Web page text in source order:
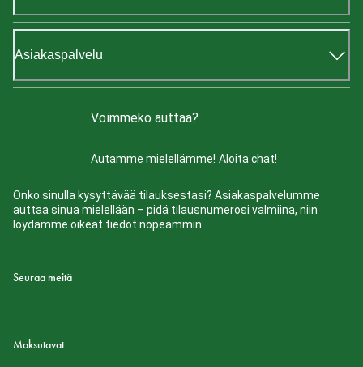
Asiakaspalvelu
Voimmeko auttaa?
Autamme mielellämme! Aloita chat!
Onko sinulla kysyttävää tilauksestasi? Asiakaspalvelumme
auttaa sinua mielellään – pidä tilausnumerosi valmiina, niin
löydämme oikeat tiedot nopeammin.
Seuraa meitä
Maksutavat